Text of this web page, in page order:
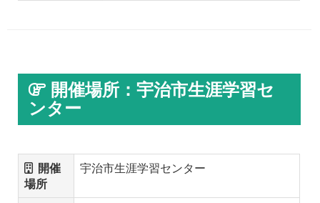
開催場所：宇治市生涯学習セ
ンター
開催
場所
宇治市生涯学習センター